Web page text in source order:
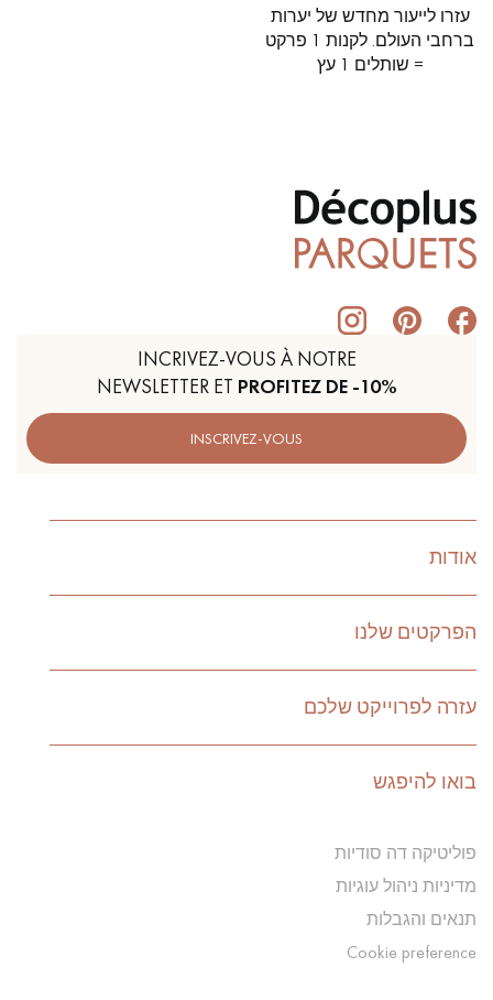
עזרו לייעור מחדש של יערות
ברחבי העולם. לקנות 1 פרקט
= שותלים 1 עץ
INCRIVEZ-VOUS À NOTRE
NEWSLETTER ET PROFITEZ DE -10%
INSCRIVEZ-VOUS
אודות
הפרקטים שלנו
עזרה לפרוייקט שלכם
בואו להיפגש
פוליטיקה דה סודיות
מדיניות ניהול עוגיות
תנאים והגבלות
Cookie preference